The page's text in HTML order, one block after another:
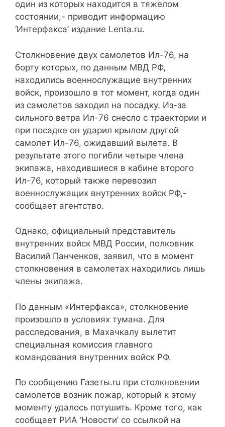
один из которых находится в тяжелом
состоянии,- приводит информацию
‘Интерфакса’ издание Lenta.ru.
Столкновение двух самолетов Ил-76, на
борту которых, по данным МВД РФ,
находились военнослужащие внутренних
войск, произошло в тот момент, когда один
из самолетов заходил на посадку. Из-за
сильного ветра Ил-76 снесло с траектории и
при посадке он ударил крылом другой
самолет Ил-76, ожидавший вылета. В
результате этого погибли четыре члена
экипажа, находившиеся в кабине второго
Ил-76, который также перевозил
военнослужащих внутренних войск РФ,-
сообщает агентство.
Однако, официальный представитель
внутренних войск МВД России, полковник
Василий Панченков, заявил, что в момент
столкновения в самолетах находились лишь
члены экипажа.
По данным «Интерфакса», столкновение
произошло в условиях тумана. Для
расследования, в Махачкалу вылетит
специальная комиссия главного
командования внутренних войск РФ.
По сообщению Газеты.ru при столкновении
самолетов возник пожар, который к этому
моменту удалось потушить. Кроме того, как
сообщает РИА ‘Новости’ со ссылкой на